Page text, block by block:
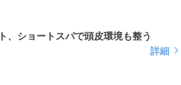
、ショートスパで頭皮環境も整う
詳細